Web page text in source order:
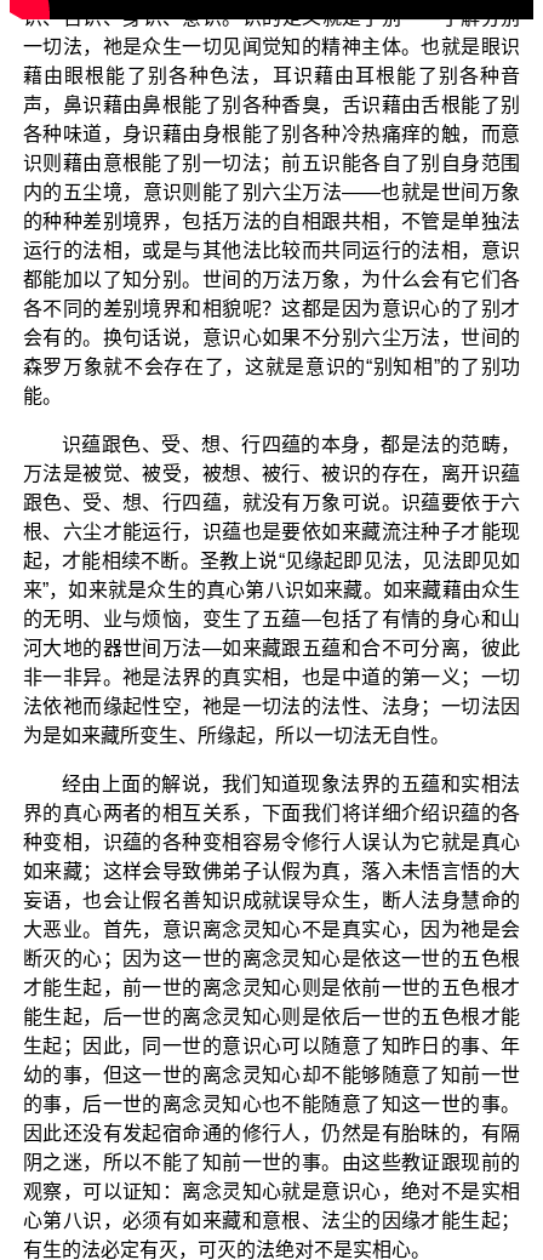
识、舌识、身识、意识。识的定义就是了别——了解分别
一切法，祂是众生一切见闻觉知的精神主体。也就是眼识
藉由眼根能了别各种色法，耳识藉由耳根能了别各种音
声，鼻识藉由鼻根能了别各种香臭，舌识藉由舌根能了别
各种味道，身识藉由身根能了别各种冷热痛痒的触，而意
识则藉由意根能了别一切法；前五识能各自了别自身范围
内的五尘境，意识则能了别六尘万法——也就是世间万象
的种种差别境界，包括万法的自相跟共相，不管是单独法
运行的法相，或是与其他法比较而共同运行的法相，意识
都能加以了知分别。世间的万法万象，为什么会有它们各
各不同的差别境界和相貌呢？这都是因为意识心的了别才
会有的。换句话说，意识心如果不分别六尘万法，世间的
森罗万象就不会存在了，这就是意识的“别知相”的了别功
能。
识蕴跟色、受、想、行四蕴的本身，都是法的范畴，
万法是被觉、被受，被想、被行、被识的存在，离开识蕴
跟色、受、想、行四蕴，就没有万象可说。识蕴要依于六
根、六尘才能运行，识蕴也是要依如来藏流注种子才能现
起，才能相续不断。圣教上说“见缘起即见法，见法即见如
来”，如来就是众生的真心第八识如来藏。如来藏藉由众生
的无明、业与烦恼，变生了五蕴—包括了有情的身心和山
河大地的器世间万法—如来藏跟五蕴和合不可分离，彼此
非一非异。祂是法界的真实相，也是中道的第一义；一切
法依祂而缘起性空，祂是一切法的法性、法身；一切法因
为是如来藏所变生、所缘起，所以一切法无自性。
经由上面的解说，我们知道现象法界的五蕴和实相法
界的真心两者的相互关系，下面我们将详细介绍识蕴的各
种变相，识蕴的各种变相容易令修行人误认为它就是真心
如来藏；这样会导致佛弟子认假为真，落入未悟言悟的大
妄语，也会让假名善知识成就误导众生，断人法身慧命的
大恶业。首先，意识离念灵知心不是真实心，因为祂是会
断灭的心；因为这一世的离念灵知心是依这一世的五色根
才能生起，前一世的离念灵知心则是依前一世的五色根才
能生起，后一世的离念灵知心则是依后一世的五色根才能
生起；因此，同一世的意识心可以随意了知昨日的事、年
幼的事，但这一世的离念灵知心却不能够随意了知前一世
的事，后一世的离念灵知心也不能随意了知这一世的事。
因此还没有发起宿命通的修行人，仍然是有胎昧的，有隔
阴之迷，所以不能了知前一世的事。由这些教证跟现前的
观察，可以证知：离念灵知心就是意识心，绝对不是实相
心第八识，必须有如来藏和意根、法尘的因缘才能生起；
有生的法必定有灭，可灭的法绝对不是实相心。